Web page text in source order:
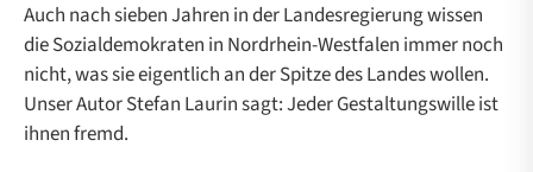
Auch nach sieben Jahren in der Landesregierung wissen
die Sozialdemokraten in Nordrhein-Westfalen immer noch
nicht, was sie eigentlich an der Spitze des Landes wollen.
Unser Autor Stefan Laurin sagt: Jeder Gestaltungswille ist
ihnen fremd.